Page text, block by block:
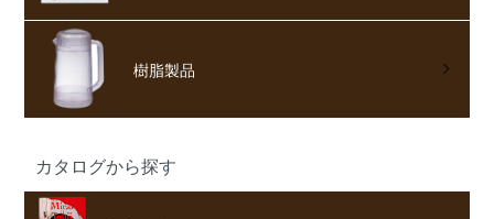
樹脂製品
カタログから探す